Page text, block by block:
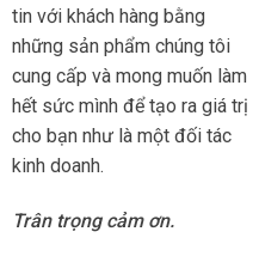
tin với khách hàng bằng
những sản phẩm chúng tôi
cung cấp và mong muốn làm
hết sức mình để tạo ra giá trị
cho bạn như là một đối tác
kinh doanh.
Trân trọng cảm ơn.